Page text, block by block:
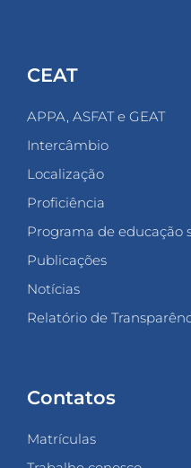
CEAT
APPA, ASFAT e GEAT
Intercâmbio
Localização
Proficiência
Programa de educação
Publicações
Notícias
Relatório de
Contatos
Matrículas